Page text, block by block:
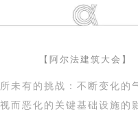
【阿尔法建筑大会】
未有的挑战：不断变化的
而恶化的关键基础设施的